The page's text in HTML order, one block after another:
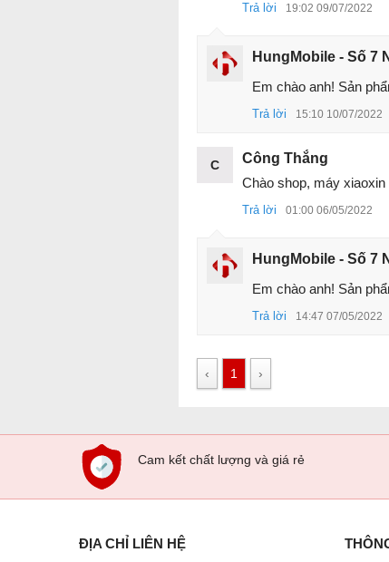
Trả lời 19:02 09/07/2022
HungMobile - Số 7
Em chào anh! Sản
Trả lời 15:10 10/07/2022
C
Công Thắng
Chào shop, máy
Trả lời 01:00 06/05/2022
HungMobile - Số 7
Em chào anh! Sản
Trả lời 14:47 07/05/2022
‹ 1 ›
Cam kết chất lượng và giá rẻ
ĐỊA CHỈ LIÊN HỆ